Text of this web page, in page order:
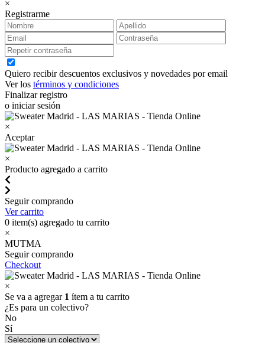
×
Registrarme
Quiero recibir descuentos exclusivos y novedades por email
Ver los términos y condiciones
Finalizar registro
o iniciar sesión
×
Aceptar
×
Producto agregado a carrito
Seguir comprando
Ver carrito
0 item(s) agregado tu carrito
×
MUTMA
Seguir comprando
Checkout
×
Se va a agregar 1 ítem a tu carrito
¿Es para un colectivo?
No
Sí